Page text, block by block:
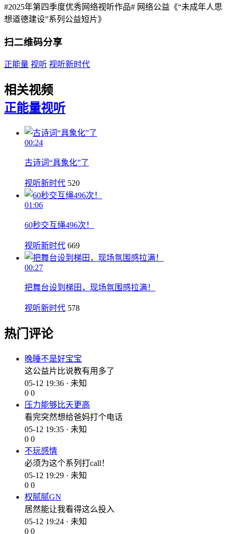
#2025年第四季度优秀网络视听作品# 网络公益《“未成年人思
想道德建设”系列公益短片》
扫二维码分享
正能量 视听 视听新时代
相关视频
正能量视听
00:24
古诗词“具象化”了
视听新时代 520
01:06
60秒交互绳496次！
视听新时代 669
00:27
把舞台设到梯田，现场氛围感拉满！
视听新时代 578
热门评论
晚睡不是好宝宝
这公益片比说教有用多了
05-12 19:36 · 未知
0 0
压力能够比天更高
看完突然想给爸妈打个电话
05-12 19:35 · 未知
0 0
不玩感情
必须为这个系列打call！
05-12 19:29 · 未知
0 0
权腻腻GN
居然能让我看得这么投入
05-12 19:24 · 未知
0 0